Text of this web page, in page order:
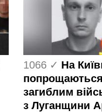
1066 ✓ На
загиблим
з Луганщини